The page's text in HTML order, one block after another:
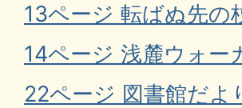
13ページ 転ばぬ先の
14ページ 浅麓ウォー
22ページ 図書館だよ